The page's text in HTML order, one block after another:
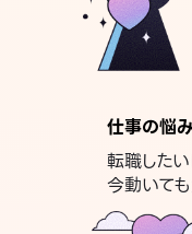
仕事の悩
転職したい
今動いて